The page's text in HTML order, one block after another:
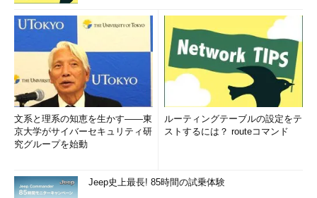
文系と理系の知恵を生かす――東
京大学がサイバーセキュリティ研
究グループを始動
ルーティングテーブルの設定をテ
ストするには？ routeコマンド
Jeep史上最長! 85時間の試乗体験